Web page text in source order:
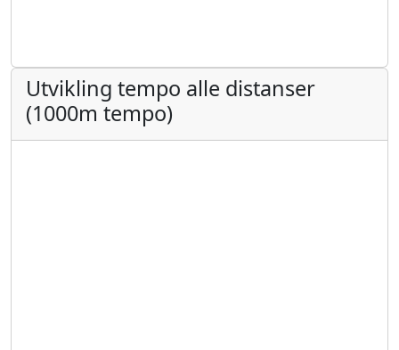
Utvikling tempo alle distanser
(1000m tempo)